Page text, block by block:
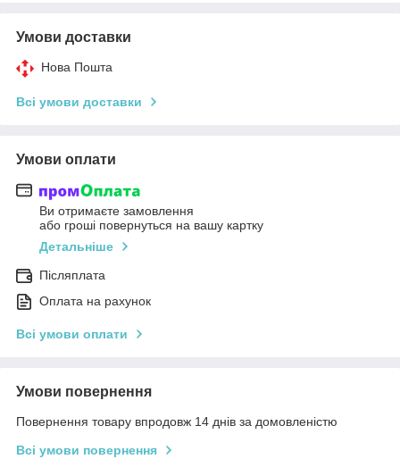
Умови доставки
Нова Пошта
Всі умови доставки
Умови оплати
Ви отримаєте замовлення
або гроші повернуться на вашу картку
Детальніше
Післяплата
Оплата на рахунок
Всі умови оплати
Умови повернення
Повернення товару впродовж 14 днів за домовленістю
Всі умови повернення